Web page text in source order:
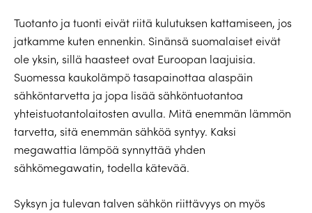
Tuotanto ja tuonti eivät riitä kulutuksen kattamiseen, jos
jatkamme kuten ennenkin. Sinänsä suomalaiset eivät
ole yksin, sillä haasteet ovat Euroopan laajuisia.
Suomessa kaukolämpö tasapainottaa alaspäin
sähköntarvetta ja jopa lisää sähköntuotantoa
yhteistuotantolaitosten avulla. Mitä enemmän lämmön
tarvetta, sitä enemmän sähköä syntyy. Kaksi
megawattia lämpöä synnyttää yhden
sähkömegawatin, todella kätevää.
Syksyn ja tulevan talven sähkön riittävyys on myös